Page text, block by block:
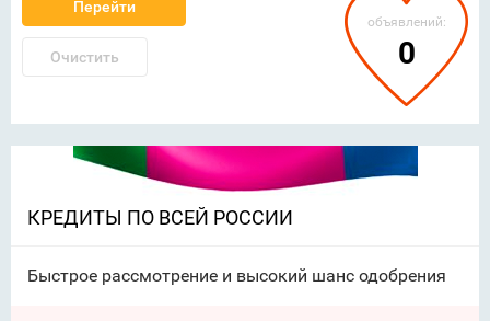
Перейти
Очистить
объявлений:
0
КРЕДИТЫ ПО ВСЕЙ РОССИИ
Быстрое рассмотрение и высокий шанс одобрения